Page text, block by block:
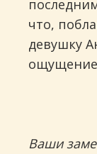
что,
девушку
Ваши